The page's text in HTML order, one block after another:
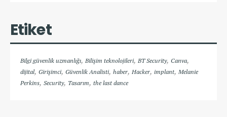
Etiket
Bilgi güvenlik uzmanlığı, Bilişim teknolojileri, BT Security, Canva,
dijital, Girişimci, Güvenlik Analisti, haber, Hacker, implant, Melanie
Perkins, Security, Tasarım, the last dance